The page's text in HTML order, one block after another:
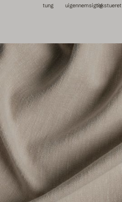
tung
uigennemsigtigtekstueret